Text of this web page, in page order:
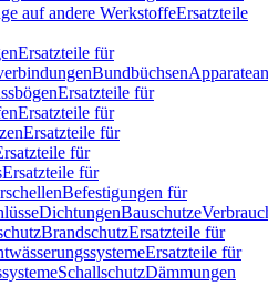
auf andere WerkstoffeErsatzteile
Ersatzteile für
Bundbüchsen
Ersatzteile für
Ersatzteile für
Ersatzteile für
für
Ersatzteile für
Befestigungen für
DichtungenBauschutze
BrandschutzErsatzteile für
Ersatzteile für
SchallschutzDämmungen